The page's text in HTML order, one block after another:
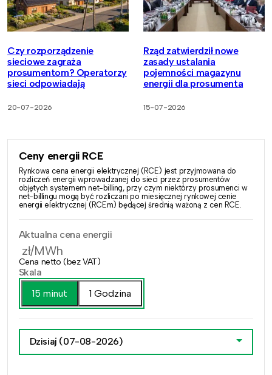
Czy rozporządzenie
sieciowe zagraża
prosumentom? Operatorzy
sieci odpowiadają
20-07-2026
Rząd zatwierdził nowe
zasady ustalania
pojemności magazynu
energii dla prosumenta
15-07-2026
Ceny energii RCE
Rynkowa cena energii elektrycznej (RCE) jest przyjmowana do
rozliczeń energii wprowadzanej do sieci przez prosumentów
objętych systemem net-billing, przy czym niektórzy prosumenci w
net-billingu mogą być rozliczani po miesięcznej rynkowej cenie
energii elektrycznej (RCEm) będącej średnią ważoną z cen RCE.
Aktualna cena energii
zł/MWh
Cena netto (bez VAT)
Skala
15 minut
1 Godzina
Dzisiaj (07-08-2026)